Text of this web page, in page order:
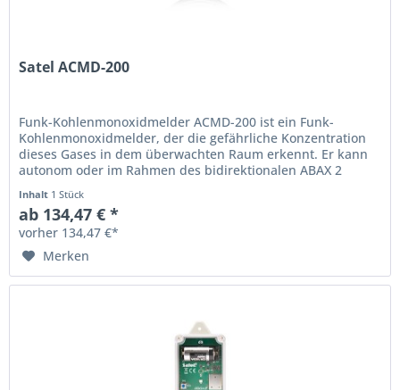
Satel ACMD-200
Funk-Kohlenmonoxidmelder ACMD-200 ist ein Funk-
Kohlenmonoxidmelder, der die gefährliche Konzentration
dieses Gases in dem überwachten Raum erkennt. Er kann
autonom oder im Rahmen des bidirektionalen ABAX 2
Inhalt 1 Stück
ab 134,47 € *
vorher 134,47 €*
Merken